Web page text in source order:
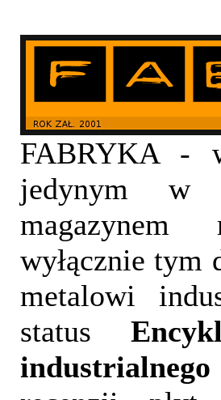
FABRYKA -
jedynym w
magazynem
wyłącznie
metalowi
status
industrialnego